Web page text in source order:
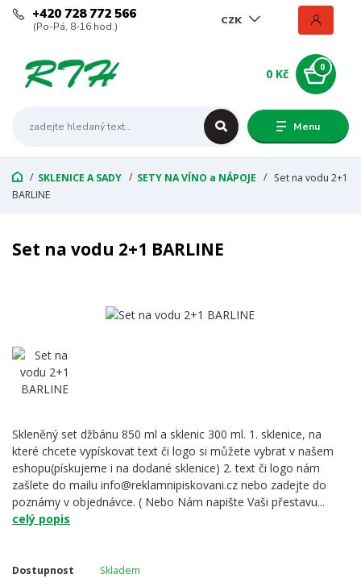
Menu
CZK
+420 728 772 566
(Po-Pá, 8-16 hod.)
0
0 Kč
SKLENICE A SADY SETY NA VÍNO a NÁPOJE
Set na vodu 2+1
BARLINE
Set na vodu 2+1 BARLINE
Skleněný set džbánu 850 ml a sklenic 300 ml. 1. sklenice, na
které chcete vypískovat text či logo si můžete vybrat v našem
eshopu(pískujeme i na dodané sklenice) 2. text či logo nám
zašlete do mailu info@reklamnipiskovani.cz nebo zadejte do
poznámy v objednávce. ( Nebo Nám napište Vaši přestavu...
celý popis
Dostupnost Skladem